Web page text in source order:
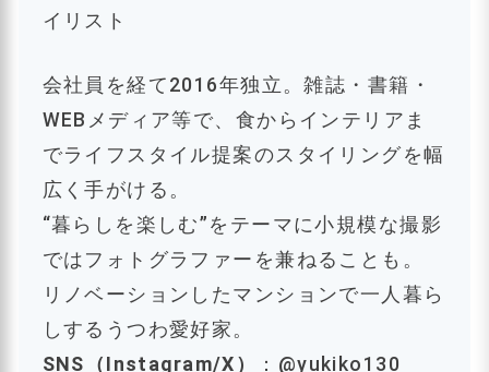
イリスト
会社員を経て2016年独立。雑誌・書籍・
WEBメディア等で、食からインテリアま
でライフスタイル提案のスタイリングを幅
広く手がける。
“暮らしを楽しむ”をテーマに小規模な撮影
ではフォトグラファーを兼ねることも。
リノベーションしたマンションで一人暮ら
しするうつわ愛好家。
SNS（Instagram/X）
：@yukiko130